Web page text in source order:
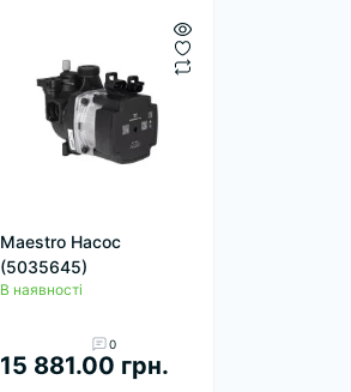
Maestro Насос
(5035645)
В наявності
0
15 881.00 грн.